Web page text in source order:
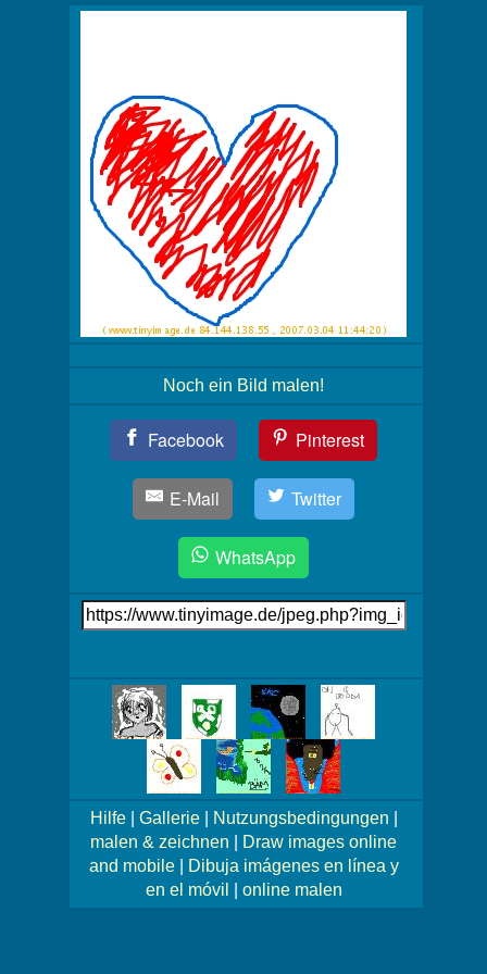
Noch ein Bild malen!
Facebook Pinterest
E-Mail Twitter
WhatsApp
Link
auf's
Mehr
Bilder!
Hilfe| Gallerie| Nutzungsbedingungen
malen & zeichnen
Draw images online
and mobile|
Dibuja imágenes en línea y
en el móvil
online malen